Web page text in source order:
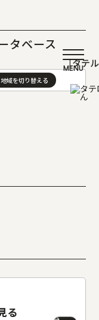
タベース
［タテ
･根室)版
る